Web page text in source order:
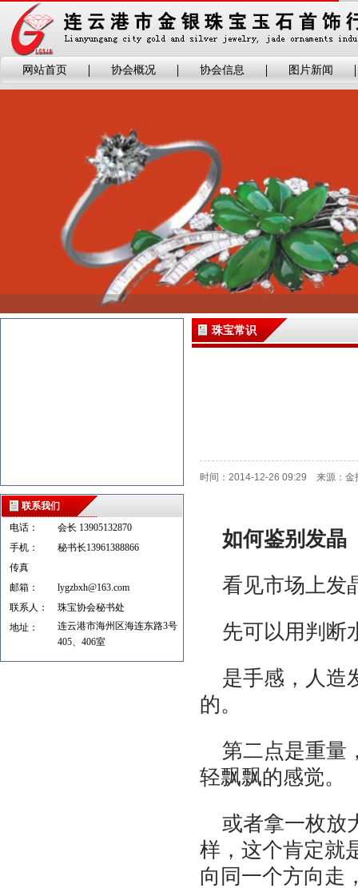
网站首页 协会概况 协会信息 图片新闻
联系我们
电话：
会长 13905132870
手机：
秘书长13961388866
传真
邮箱：
lygzbxh@163.com
联系人：
珠宝协会秘书处
地址：
连云港市海州区海连东路3号
405、406室
珠宝常识
时间：2014-12-26 09:29 来源：金
如何鉴别发晶
看见市场上发
先可以用判断
是手感，人造
的。
第二点是重量
轻飘飘的感觉。
或者拿一枚放
样，这个肯定就
向同一个方向走